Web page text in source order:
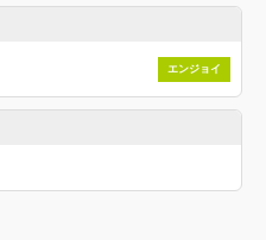
エンジョイ